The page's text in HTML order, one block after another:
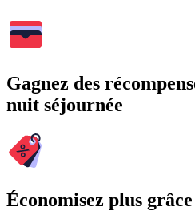
Gagnez des
nuit séjournée
Économisez plus